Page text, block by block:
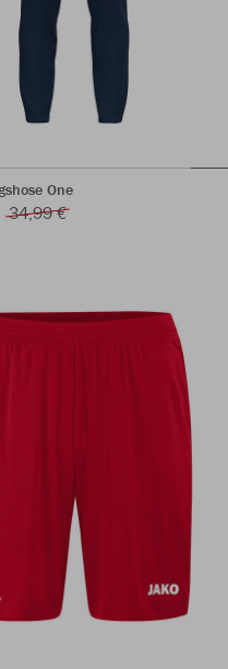
One
34,99 €